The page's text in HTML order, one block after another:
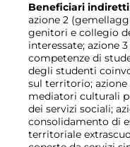
Beneficiari indiretti
azione 2
genitori e collegio
interessate; azione
competenze di
degli studenti
sul territorio;
mediatori culturali
dei servizi sociali;
consolidamento di
territoriale